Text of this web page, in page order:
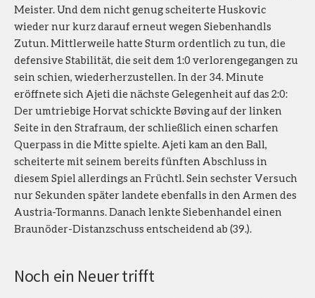
Meister. Und dem nicht genug scheiterte Huskovic
wieder nur kurz darauf erneut wegen Siebenhandls
Zutun. Mittlerweile hatte Sturm ordentlich zu tun, die
defensive Stabilität, die seit dem 1:0 verlorengegangen zu
sein schien, wiederherzustellen. In der 34. Minute
eröffnete sich Ajeti die nächste Gelegenheit auf das 2:0:
Der umtriebige Horvat schickte Bøving auf der linken
Seite in den Strafraum, der schließlich einen scharfen
Querpass in die Mitte spielte. Ajeti kam an den Ball,
scheiterte mit seinem bereits fünften Abschluss in
diesem Spiel allerdings an Früchtl. Sein sechster Versuch
nur Sekunden später landete ebenfalls in den Armen des
Austria-Tormanns. Danach lenkte Siebenhandel einen
Braunöder-Distanzschuss entscheidend ab (39.).
Noch ein Neuer trifft